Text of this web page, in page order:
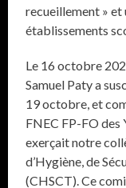
recueillement » et
établissements
Le 16 octobre
Samuel Paty a
19 octobre, et
FNEC FP-FO des
exerçait notre
d’Hygiène, de
(CHSCT). Ce